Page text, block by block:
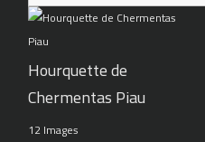
Hourquette de
Chermentas Piau
12 Images